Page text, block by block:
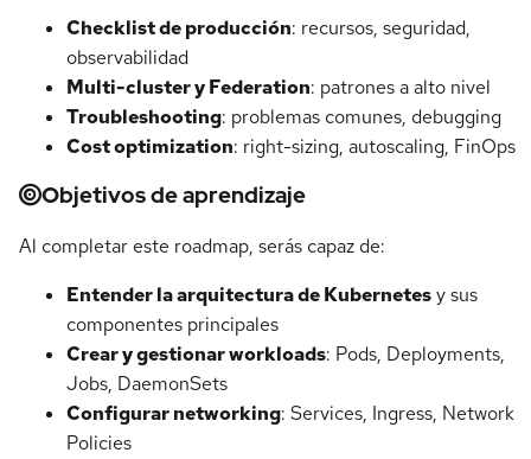
Checklist de producción: recursos, seguridad,
observabilidad
Multi-cluster y Federation: patrones a alto nivel
Troubleshooting: problemas comunes, debugging
Cost optimization: right-sizing, autoscaling, FinOps
Objetivos de aprendizaje
Al completar este roadmap, serás capaz de:
Entender la arquitectura de Kubernetesy sus
componentes principales
Crear y gestionar workloads: Pods, Deployments,
Jobs, DaemonSets
Configurar networking: Services, Ingress, Network
Policies